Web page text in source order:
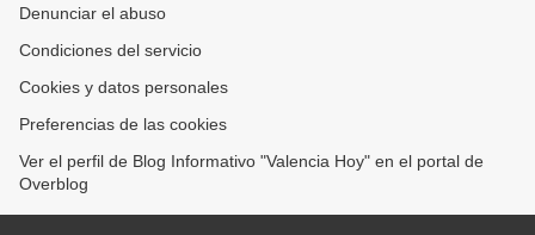
Denunciar el abuso
Condiciones del servicio
Cookies y datos personales
Preferencias de las cookies
Ver el perfil de Blog Informativo "Valencia Hoy" en el portal de
Overblog